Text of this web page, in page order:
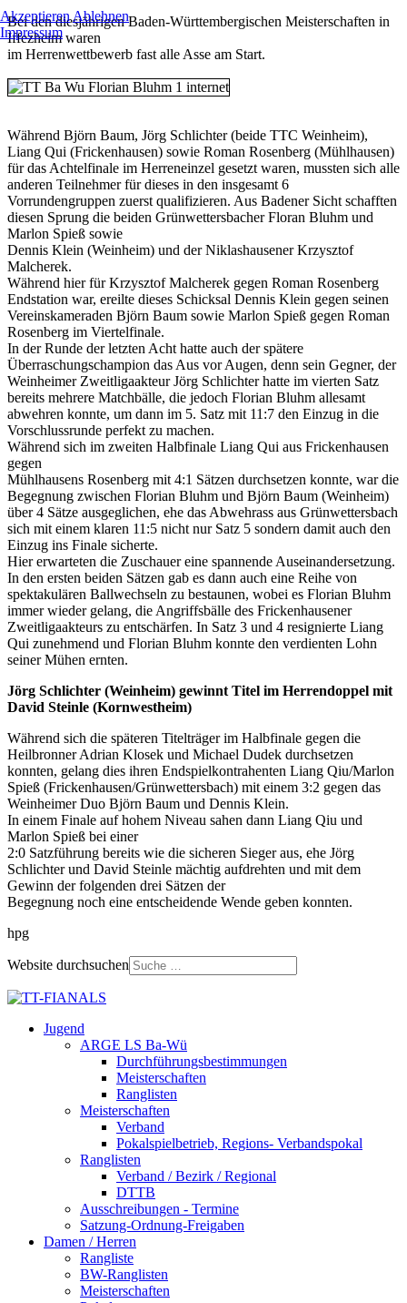
Bei den diesjährigen Baden-Württembergischen Meisterschaften in
Iffezheim waren
im Herrenwettbewerb fast alle Asse am Start.
Während Björn Baum, Jörg Schlichter (beide TTC Weinheim),
Liang Qui (Frickenhausen) sowie Roman Rosenberg (Mühlhausen)
für das Achtelfinale im Herreneinzel gesetzt waren, mussten sich alle
anderen Teilnehmer für dieses in den insgesamt 6
Vorrundengruppen zuerst qualifizieren. Aus Badener Sicht schafften
diesen Sprung die beiden Grünwettersbacher Floran Bluhm und
Marlon Spieß sowie
Dennis Klein (Weinheim) und der Niklashausener Krzysztof
Malcherek.
Während hier für Krzysztof Malcherek gegen Roman Rosenberg
Endstation war, ereilte dieses Schicksal Dennis Klein gegen seinen
Vereinskameraden Björn Baum sowie Marlon Spieß gegen Roman
Rosenberg im Viertelfinale.
In der Runde der letzten Acht hatte auch der spätere
Überraschungschampion das Aus vor Augen, denn sein Gegner, der
Weinheimer Zweitligaakteur Jörg Schlichter hatte im vierten Satz
bereits mehrere Matchbälle, die jedoch Florian Bluhm allesamt
abwehren konnte, um dann im 5. Satz mit 11:7 den Einzug in die
Vorschlussrunde perfekt zu machen.
Während sich im zweiten Halbfinale Liang Qui aus Frickenhausen
gegen
Mühlhausens Rosenberg mit 4:1 Sätzen durchsetzen konnte, war die
Begegnung zwischen Florian Bluhm und Björn Baum (Weinheim)
über 4 Sätze ausgeglichen, ehe das Abwehrass aus Grünwettersbach
sich mit einem klaren 11:5 nicht nur Satz 5 sondern damit auch den
Einzug ins Finale sicherte.
Hier erwarteten die Zuschauer eine spannende Auseinandersetzung.
In den ersten beiden Sätzen gab es dann auch eine Reihe von
spektakulären Ballwechseln zu bestaunen, wobei es Florian Bluhm
immer wieder gelang, die Angriffsbälle des Frickenhausener
Zweitligaakteurs zu entschärfen. In Satz 3 und 4 resignierte Liang
Qui zunehmend und Florian Bluhm konnte den verdienten Lohn
seiner Mühen ernten.
Jörg Schlichter (Weinheim) gewinnt Titel im Herrendoppel mit
David Steinle (Kornwestheim)
Während sich die späteren Titelträger im Halbfinale gegen die
Heilbronner Adrian Klosek und Michael Dudek durchsetzen
konnten, gelang dies ihren Endspielkontrahenten Liang Qiu/Marlon
Spieß (Frickenhausen/Grünwettersbach) mit einem 3:2 gegen das
Weinheimer Duo Björn Baum und Dennis Klein.
In einem Finale auf hohem Niveau sahen dann Liang Qiu und
Marlon Spieß bei einer
2:0 Satzführung bereits wie die sicheren Sieger aus, ehe Jörg
Schlichter und David Steinle mächtig aufdrehten und mit dem
Gewinn der folgenden drei Sätzen der
Begegnung noch eine entscheidende Wende geben konnten.
hpg
Website durchsuchen
Jugend
ARGE LS Ba-Wü
Durchführungsbestimmungen
Meisterschaften
Ranglisten
Meisterschaften
Verband
Pokalspielbetrieb, Regions- Verbandspokal
Ranglisten
Verband / Bezirk / Regional
DTTB
Ausschreibungen - Termine
Satzung-Ordnung-Freigaben
Damen / Herren
Rangliste
BW-Ranglisten
Meisterschaften
Akzeptieren Ablehnen
Impressum